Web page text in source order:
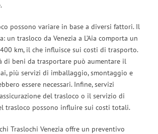
possono variare in base a diversi fattori. Il
un trasloco da Venezia a L’Aia comporta un
km, il che influisce sui costi di trasporto.
di beni da trasportare può aumentare il
più servizi di imballaggio, smontaggio e
essere necessari. Infine, servizi
del trasloco o il servizio di
trasloco possono influire sui costi totali.
Traslochi Venezia offre un preventivo